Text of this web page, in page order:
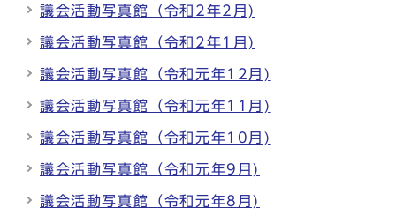
議会活動写真館（令和2年2月)
議会活動写真館（令和2年1月)
議会活動写真館（令和元年12月)
議会活動写真館（令和元年11月)
議会活動写真館（令和元年10月)
議会活動写真館（令和元年9月)
議会活動写真館（令和元年8月)